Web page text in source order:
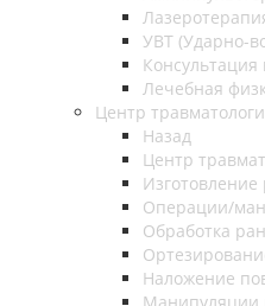
УВТ (Ударно-
Лечебная
Центр
Назад
Центр
Изготовление
Операции/
Обработка
Наложение
Манипуляции